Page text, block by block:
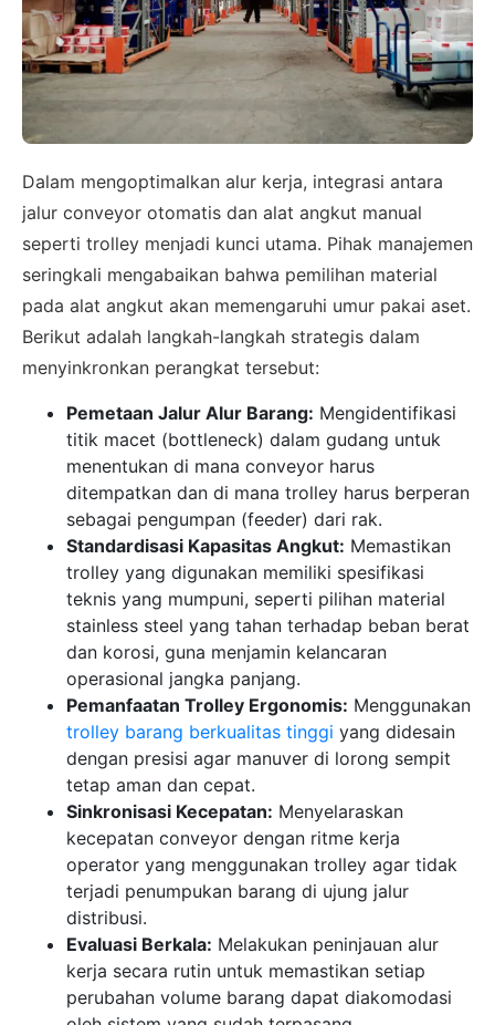
Dalam mengoptimalkan alur kerja, integrasi antara
jalur conveyor otomatis dan alat angkut manual
seperti trolley menjadi kunci utama. Pihak manajemen
seringkali mengabaikan bahwa pemilihan material
pada alat angkut akan memengaruhi umur pakai aset.
Berikut adalah langkah-langkah strategis dalam
menyinkronkan perangkat tersebut:
Pemetaan Jalur Alur Barang: Mengidentifikasi
titik macet (bottleneck) dalam gudang untuk
menentukan di mana conveyor harus
ditempatkan dan di mana trolley harus berperan
sebagai pengumpan (feeder) dari rak.
Standardisasi Kapasitas Angkut: Memastikan
trolley yang digunakan memiliki spesifikasi
teknis yang mumpuni, seperti pilihan material
stainless steel yang tahan terhadap beban berat
dan korosi, guna menjamin kelancaran
operasional jangka panjang.
Pemanfaatan Trolley Ergonomis: Menggunakan
trolley barang berkualitas tinggi yang didesain
dengan presisi agar manuver di lorong sempit
tetap aman dan cepat.
Sinkronisasi Kecepatan: Menyelaraskan
kecepatan conveyor dengan ritme kerja
operator yang menggunakan trolley agar tidak
terjadi penumpukan barang di ujung jalur
distribusi.
Evaluasi Berkala: Melakukan peninjauan alur
kerja secara rutin untuk memastikan setiap
perubahan volume barang dapat diakomodasi